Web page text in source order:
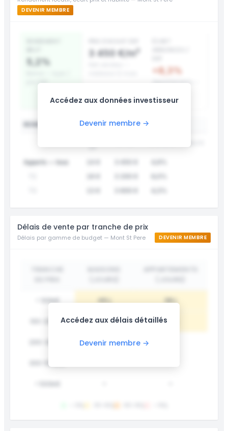
DEVENIR MEMBRE
5,2%
prix DVF
3 450 €/m²
+8,3%
Appartements —
affiché
RENDEMENT LOCATIF PAR TYPE
/M²
Apparts — tous
Accédez aux données investisseur
Devenir membre →
Délais de vente par tranche de prix
Délais par gamme de budget — Mont St Pere DEVENIR MEMBRE
< 100k€ 45 j 38 j
100-200k€ 62 j 55 j
78 j
300-500k€
Accédez aux délais détaillés
Devenir membre →